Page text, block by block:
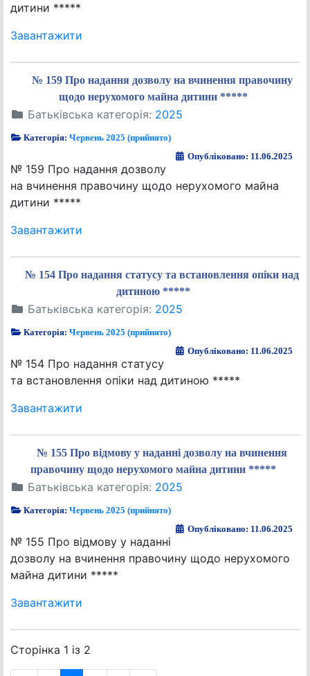
дитини *****
Завантажити
№ 159 Про надання дозволу на вчинення правочину
щодо нерухомого майна дитини *****
Батьківська категорія: 2025
Категорія:Червень 2025 (прийнято)
Опубліковано: 11.06.2025
№ 159 Про надання дозволу
на вчинення правочину щодо нерухомого майна
дитини *****
Завантажити
№ 154 Про надання статусу та встановлення опіки над
дитиною *****
Батьківська категорія: 2025
Категорія:Червень 2025 (прийнято)
Опубліковано: 11.06.2025
№ 154 Про надання статусу
та встановлення опіки над дитиною *****
Завантажити
№ 155 Про відмову у наданні дозволу на вчинення
правочину щодо нерухомого майна дитини *****
Батьківська категорія: 2025
Категорія:Червень 2025 (прийнято)
Опубліковано: 11.06.2025
№ 155 Про відмову у наданні
дозволу на вчинення правочину щодо нерухомого
майна дитини *****
Завантажити
Сторінка 1 із 2